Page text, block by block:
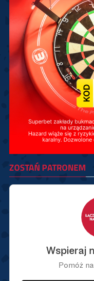
ZOSTAŃ PATRONEM